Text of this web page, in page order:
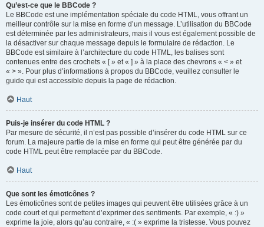
Qu’est-ce que le BBCode ?
Le BBCode est une implémentation spéciale du code HTML, vous offrant un
meilleur contrôle sur la mise en forme d’un message. L’utilisation du BBCode
est déterminée par les administrateurs, mais il vous est également possible de
la désactiver sur chaque message depuis le formulaire de rédaction. Le
BBCode est similaire à l’architecture du code HTML, les balises sont
contenues entre des crochets « [ » et « ] » à la place des chevrons « < » et
« > ». Pour plus d’informations à propos du BBCode, veuillez consulter le
guide qui est accessible depuis la page de rédaction.
Haut
Puis-je insérer du code HTML ?
Par mesure de sécurité, il n’est pas possible d’insérer du code HTML sur ce
forum. La majeure partie de la mise en forme qui peut être générée par du
code HTML peut être remplacée par du BBCode.
Haut
Que sont les émoticônes ?
Les émoticônes sont de petites images qui peuvent être utilisées grâce à un
code court et qui permettent d’exprimer des sentiments. Par exemple, « :) »
exprime la joie, alors qu’au contraire, « :( » exprime la tristesse. Vous pouvez